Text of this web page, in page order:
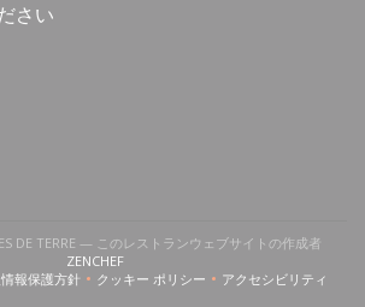
ます))
さい
いウィンドウで開きます))
((新しいウィンドウで開きます))
DE TERRE — このレストランウェブサイトの作成者
ZENCHEF((新しいウィンドウで開きます))
開きます))
ンドウで開きます))
報保護方針
((新しいウィンドウで開きます))
クッキー ポリシー((新しいウィンドウで開きます))
アクセシビリティ
((新しいウィン